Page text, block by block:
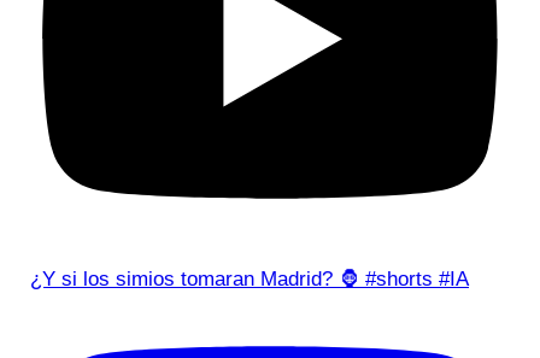
¿Y si los simios tomaran Madrid? 🦍 #shorts #IA